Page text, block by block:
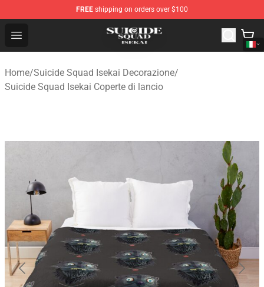
FREE shipping on orders over $100
Open menu
Suicide Squad Isekai Store - Official Suicide Squad
Home/Suicide Squad Isekai Decorazione/
Suicide Squad Isekai Coperte di lancio